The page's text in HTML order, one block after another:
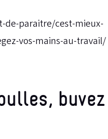
de-paraitre/cest-mieux-
vos-mains-au-travail/
buvez